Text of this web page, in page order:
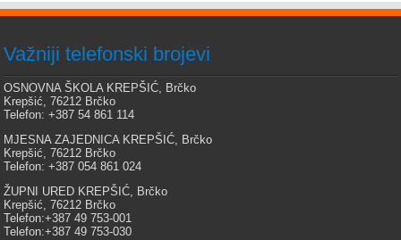
Važniji telefonski brojevi
OSNOVNA ŠKOLA KREPŠIĆ, Brčko
Krepšić, 76212 Brčko
Telefon: +387 54 861 114
MJESNA ZAJEDNICA KREPŠIĆ, Brčko
Krepšić, 76212 Brčko
Telefon: +387 054 861 024
ŽUPNI URED KREPŠIĆ, Brčko
Krepšić, 76212 Brčko
Telefon:+387 49 753-001
Telefon:+387 49 753-030